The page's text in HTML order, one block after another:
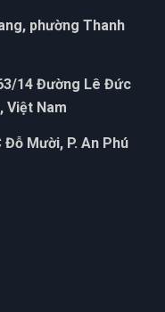
phường Thanh
14 Đường Lê Đức
Việt Nam
Mười, P. An Phú